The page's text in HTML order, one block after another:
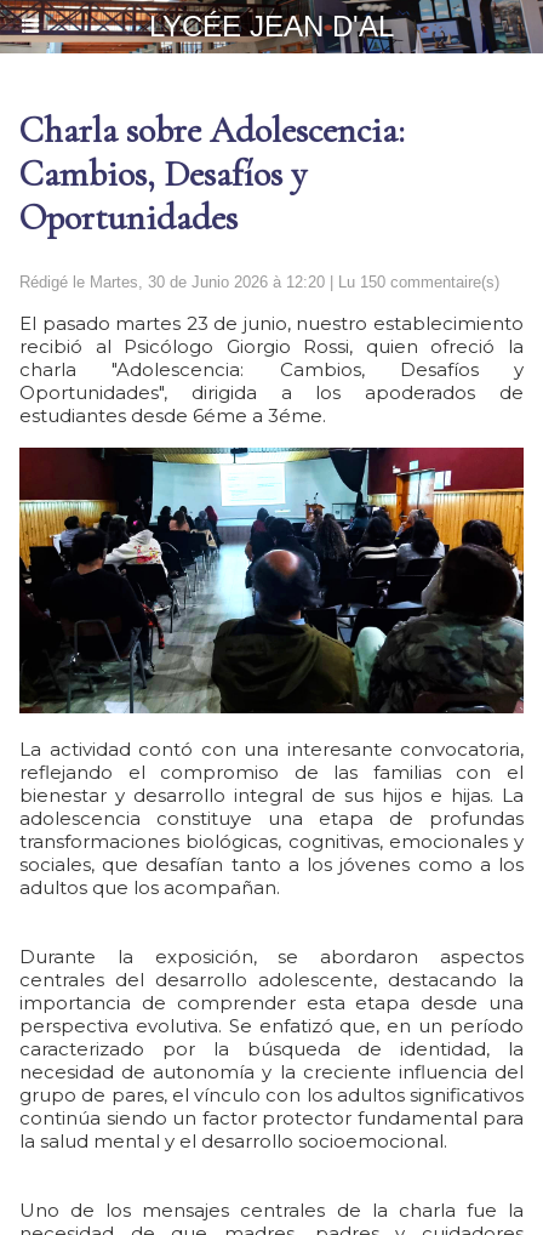
LYCÉE JEAN D'AL
Charla sobre Adolescencia:
Cambios, Desafíos y
Oportunidades
Rédigé le Martes, 30 de Junio 2026 à 12:20 | Lu 150 commentaire(s)
El pasado martes 23 de junio, nuestro establecimiento
recibió al Psicólogo Giorgio Rossi, quien ofreció la
charla "Adolescencia: Cambios, Desafíos y
Oportunidades", dirigida a los apoderados de
estudiantes desde 6éme a 3éme.
La actividad contó con una interesante convocatoria,
reflejando el compromiso de las familias con el
bienestar y desarrollo integral de sus hijos e hijas. La
adolescencia constituye una etapa de profundas
transformaciones biológicas, cognitivas, emocionales y
sociales, que desafían tanto a los jóvenes como a los
adultos que los acompañan.
Durante la exposición, se abordaron aspectos
centrales del desarrollo adolescente, destacando la
importancia de comprender esta etapa desde una
perspectiva evolutiva. Se enfatizó que, en un período
caracterizado por la búsqueda de identidad, la
necesidad de autonomía y la creciente influencia del
grupo de pares, el vínculo con los adultos significativos
continúa siendo un factor protector fundamental para
la salud mental y el desarrollo socioemocional.
Uno de los mensajes centrales de la charla fue la